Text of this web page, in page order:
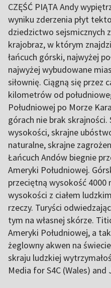
CZĘŚĆ PIĄTA Andy
wyniku zderzenia płyt
dziedzictwo sejsmicznych
krajobraz, w którym
łańcuch górski, najwyżej
najwyżej wybudowane
siłownię. Ciągną się przez
kilometrów od
Południowej po Morze
górach nie brak
wysokości, skrajne
naturalne, skrajne
Łańcuch Andów biegnie
Ameryki Południowej.
przeciętną wysokość 4000
wysokości z ciałem
rzeczy. Turyści
tym na własnej skórze.
Ameryki Południowej, a
żeglowny akwen na
skraju ludzkiej
Media for S4C (Wales) and